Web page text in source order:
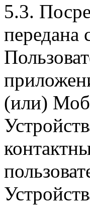
5.3.
передана
(или)